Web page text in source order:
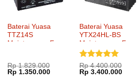
Baterai Yuasa
TTZ14S
Maintenance Free
Rp1.829.000
Harga
aslinya
Rp 1.350.000Harga
Baterai Yuasa
YTX24HL-BS
Maintenance Free
Dinilai5
dari 5
Rp4.400.000
Harga
aslinya
Rp 3.400.000Harga